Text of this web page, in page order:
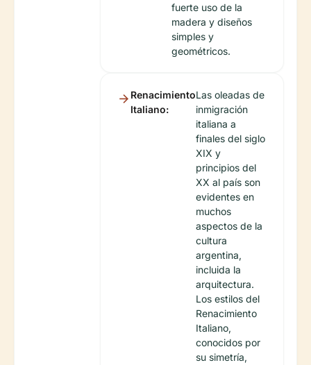
fuerte uso de la
madera y diseños
simples y
geométricos.
Renacimiento
Italiano:
Las oleadas de
inmigración
italiana a
finales del siglo
XIX y
principios del
XX al país son
evidentes en
muchos
aspectos de la
cultura
argentina,
incluida la
arquitectura.
Los estilos del
Renacimiento
Italiano,
conocidos por
su simetría,